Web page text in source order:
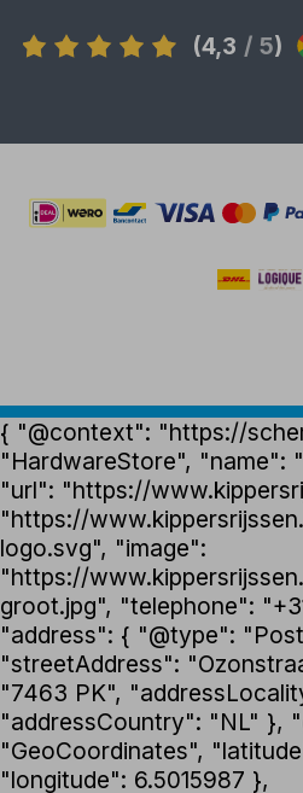
(4,3 / 5)
{ "@context": "https://
"HardwareStore", "name":
"url": "https://
"https://
logo.svg", "image":
"https://
groot.jpg", "telephone":
"address": { "@type":
"streetAddress":
"7463 PK",
"addressCountry": "NL" },
"GeoCoordinates",
"longitude": 6.5015987 },